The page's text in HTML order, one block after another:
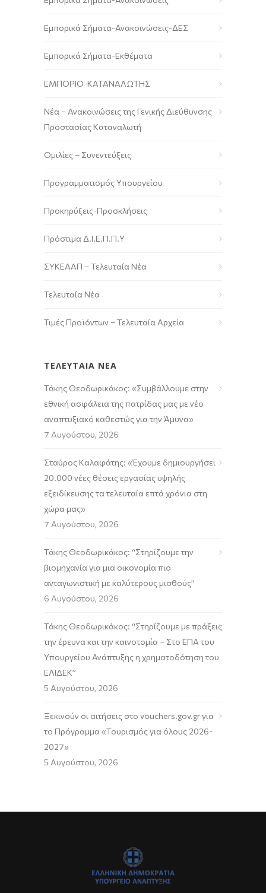
Εμπορικά Σήματα-Ανακοινώσεις-ΔΕΣ
Εμπορικά Σήματα-Εκθέματα
ΕΜΠΟΡΙΟ-ΚΑΤΑΝΑΛΩΤΗΣ
Νέα – Ανακοινώσεις της Γενικής Διεύθυνσης
Προστασίας Καταναλωτή
Ομιλίες – Συνεντεύξεις
Προγραμματισμός Υπουργείου
Προκηρύξεις-Προσκλήσεις
Πρόστιμα Δ.Ι.Ε.Π.Π.Υ
ΣΥΚΕΑΑΠ – Τελευταία Νέα
Τελευταία Νέα
Τιμές Προϊόντων – Τελευταία Αρχεία
ΤΕΛΕΥΤΑΙΑ ΝΕΑ
Τάκης Θεοδωρικάκος: «Συμβάλλουμε στην
εθνική ασφάλεια της πατρίδας μας με νέο
αναπτυξιακό καθεστώς για την Άμυνα»
7 Αυγούστου, 2026
Σταύρος Καλαφάτης: «Έχουμε δημιουργήσει
20.000 νέες θέσεις εργασίας υψηλής
εξειδίκευσης τα τελευταία επτά χρόνια στη
χώρα μας»
7 Αυγούστου, 2026
Τάκης Θεοδωρικάκος: “Στηρίζουμε την
βιομηχανία για μια οικονομία πιο
ανταγωνιστική με καλύτερους μισθούς”
6 Αυγούστου, 2026
Τάκης Θεοδωρικάκος: “Στηρίζουμε με πράξεις
την έρευνα και την καινοτομία – Στο ΕΠΑ του
Υπουργείου Ανάπτυξης η χρηματοδότηση του
ΕΛΙΔΕΚ”
5 Αυγούστου, 2026
Ξεκινούν οι αιτήσεις στο vouchers.gov.gr για
το Πρόγραμμα «Τουρισμός για όλους 2026-
2027»
5 Αυγούστου, 2026